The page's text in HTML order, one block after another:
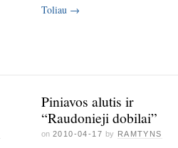
Toliau →
Piniavos alutis ir
“Raudonieji dobilai”
on 2010-04-17 by RAMTYNS